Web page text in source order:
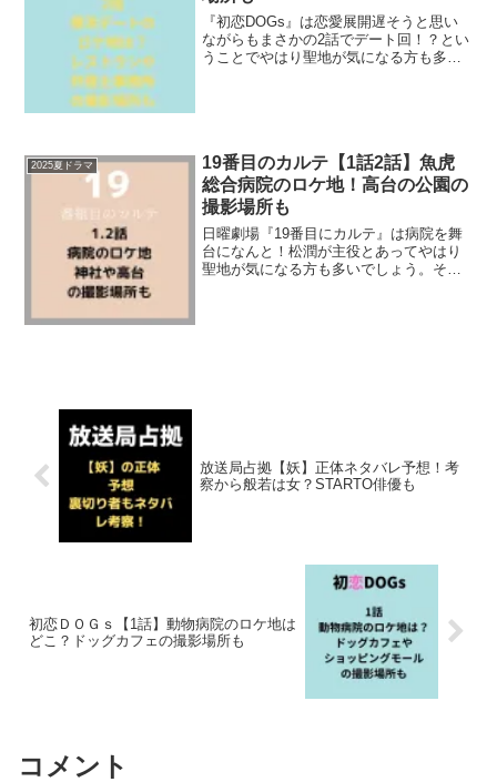
『初恋DOGs』は恋愛展開遅そうと思い
ながらもまさかの2話でデート回！？とい
うことでやはり聖地が気になる方も多い
2025夏ドラマ
19番目のカルテ【1話2話】魚虎
総合病院のロケ地！高台の公園の
撮影場所も
日曜劇場『19番目にカルテ』は病院を舞
台になんと！松潤が主役とあってやはり
聖地が気になる方も多いでしょう。そこ
放送局占拠【妖】正体ネタバレ予想！考
察から般若は女？STARTO俳優も
初恋ＤＯＧｓ【1話】動物病院のロケ地は
どこ？ドッグカフェの撮影場所も
コメント